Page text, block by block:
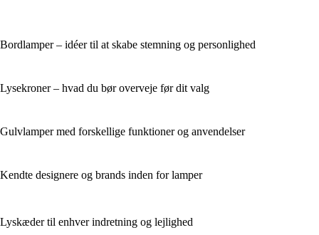
Bordlamper – idéer til at skabe stemning og personlighed
Lysekroner – hvad du bør overveje før dit valg
Gulvlamper med forskellige funktioner og anvendelser
Kendte designere og brands inden for lamper
Lyskæder til enhver indretning og lejlighed